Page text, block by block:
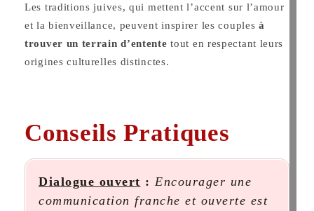
Les traditions juives, qui mettent l’accent sur l’amour
et la bienveillance, peuvent inspirer les couplesà
trouver un terrain d’entente tout en respectant leurs
origines culturelles distinctes.
Conseils Pratiques
Dialogue ouvert : Encourager une
communication franche et ouverte est